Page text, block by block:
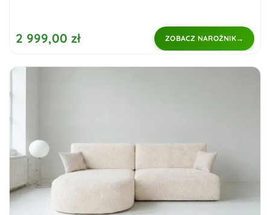
2 999,00 zł ZOBACZ NAROŻNIK